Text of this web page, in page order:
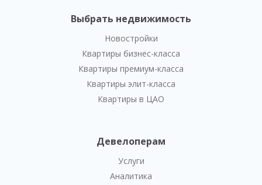
Выбрать недвижимость
Новостройки
Квартиры бизнес-класса
Квартиры премиум-класса
Квартиры элит-класса
Квартиры в ЦАО
Девелоперам
Услуги
Аналитика